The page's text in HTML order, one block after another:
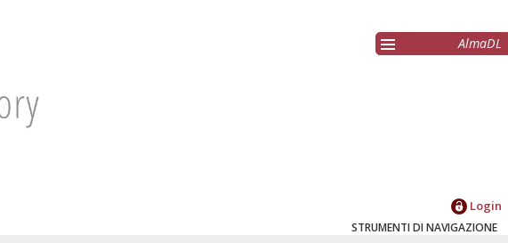
AlmaDL
Login
STRUMENTI DI NAVIGAZIONE